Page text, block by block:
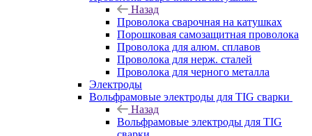
Назад
Проволока сварочная на катушках
Порошковая самозащитная проволока
Проволока для алюм. сплавов
Проволока для нерж. сталей
Проволока для черного металла
Электроды
Вольфрамовые электроды для TIG сварки
Назад
Вольфрамовые электроды для TIG